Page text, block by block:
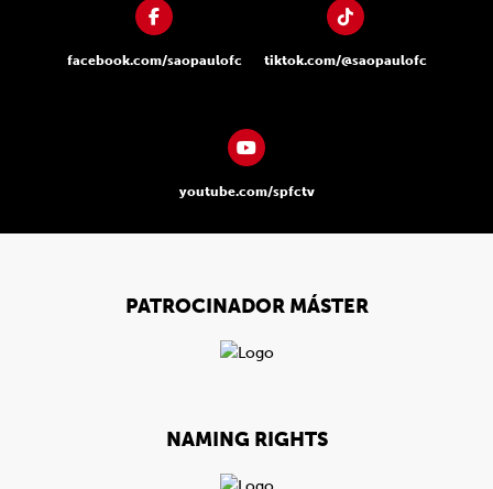
facebook.com/saopaulofc tiktok.com/@saopaulofc
youtube.com/spfctv
PATROCINADOR MÁSTER
NAMING RIGHTS